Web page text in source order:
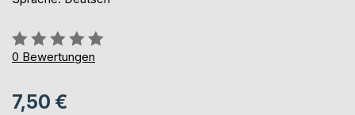
Bewertung::
0%
0 Bewertungen
7,50 €